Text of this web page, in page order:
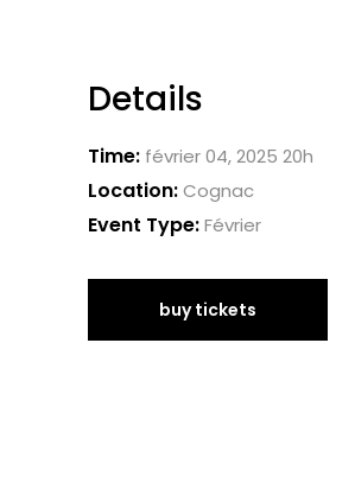
Details
Time: février 04, 2025 20h
Location:Cognac
Event Type:Février
buy tickets